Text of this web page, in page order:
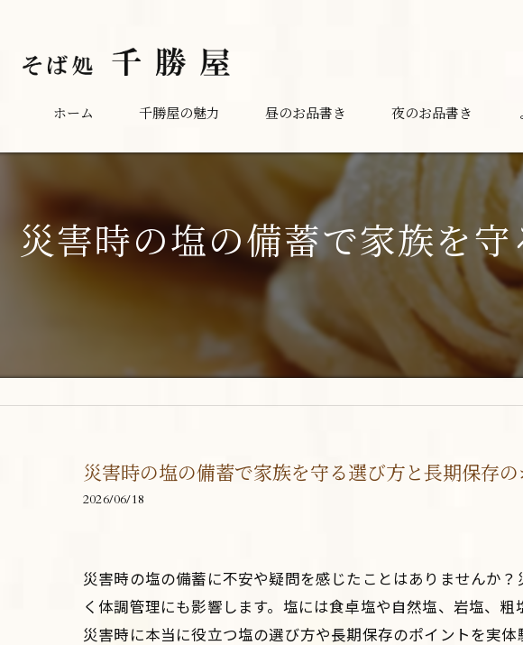
ホーム 千勝屋の魅力 昼のお品書き 夜のお品書き
災害時の塩の備蓄で家族を
災害時の塩の備蓄で家族を守る選び方と長期保存
2026/06/18
災害時の塩の備蓄に不安や疑問を感じたことはありませんか
く体調管理にも影響します。塩には食卓塩や自然塩、岩塩、
災害時に本当に役立つ塩の選び方や長期保存のポイントを実